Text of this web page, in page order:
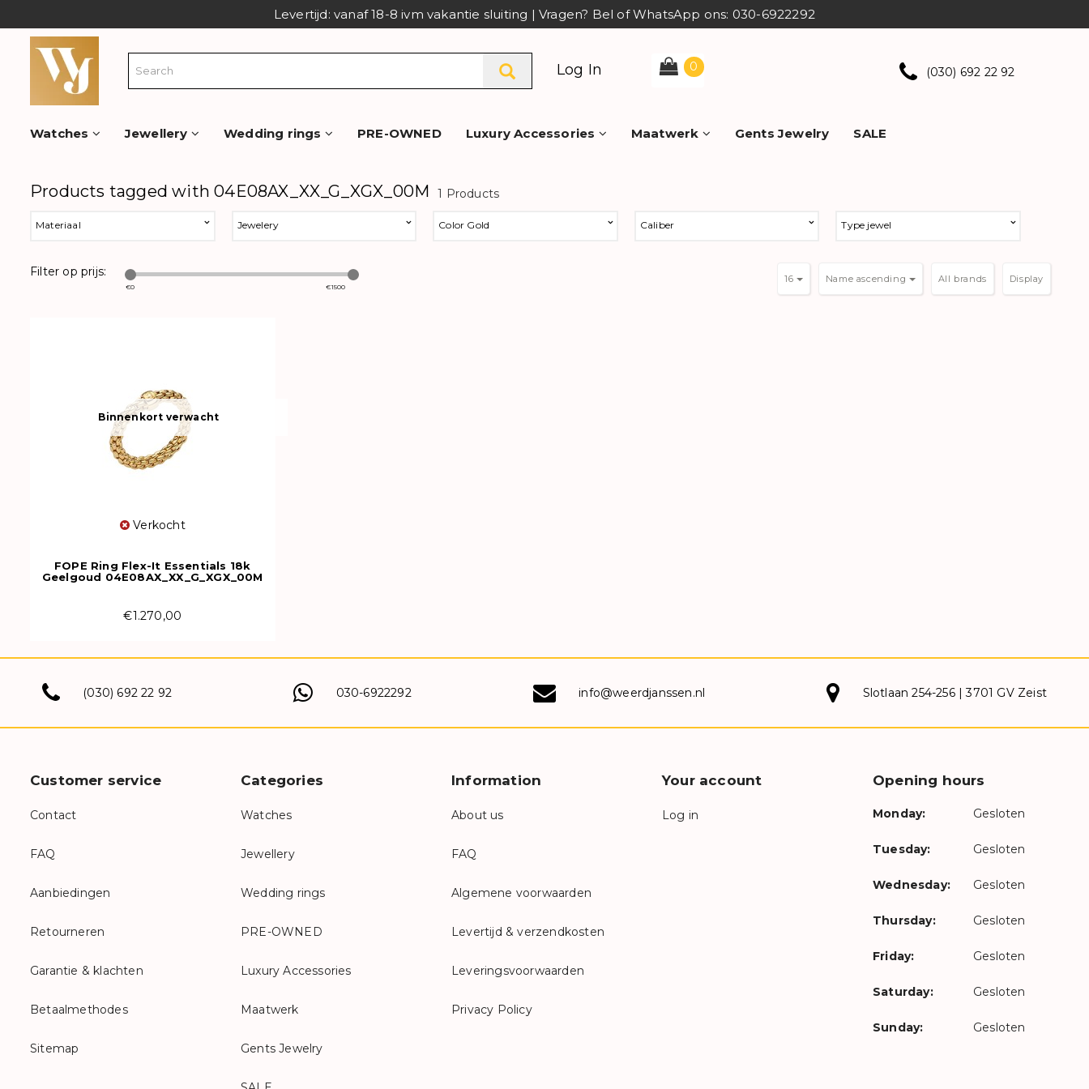
Levertijd: vanaf 18-8 ivm vakantie sluiting | Vragen? Bel of WhatsApp ons: 030-6922292
Log In 0 (030) 692 22 92
Watches Jewellery Wedding rings PRE-OWNED Luxury Accessories Maatwerk Gents Jewelry SALE
Products tagged with 04E08AX_XX_G_XGX_00M 1 Products
Materiaal Jewelery Color Gold Caliber Type jewel
Filter op prijs:
€0 €1500
Display
Name ascending
16
Binnenkort verwacht
Verkocht
FOPE Ring Flex-It Essentials 18k
Geelgoud 04E08AX_XX_G_XGX_00M
€1.270,00
(030) 692 22 92 030-6922292 info@weerdjanssen.nl Slotlaan 254-256 | 3701 GV Zeist
Customer service
Contact
FAQ
Aanbiedingen
Retourneren
Garantie & klachten
Betaalmethodes
Sitemap
Categories
Watches
Jewellery
Wedding rings
PRE-OWNED
Luxury Accessories
Maatwerk
Gents Jewelry
Information
About us
FAQ
Algemene voorwaarden
Levertijd & verzendkosten
Leveringsvoorwaarden
Privacy Policy
Your account
Log in
Opening hours
Monday: Gesloten
Tuesday: Gesloten
Wednesday: Gesloten
Thursday: Gesloten
Friday: Gesloten
Saturday: Gesloten
Sunday: Gesloten